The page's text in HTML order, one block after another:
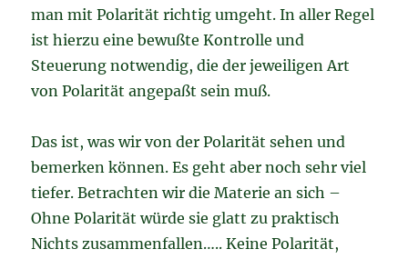
man mit Polarität richtig umgeht. In aller Regel
ist hierzu eine bewußte Kontrolle und
Steuerung notwendig, die der jeweiligen Art
von Polarität angepaßt sein muß.
Das ist, was wir von der Polarität sehen und
bemerken können. Es geht aber noch sehr viel
tiefer. Betrachten wir die Materie an sich –
Ohne Polarität würde sie glatt zu praktisch
Nichts zusammenfallen….. Keine Polarität,